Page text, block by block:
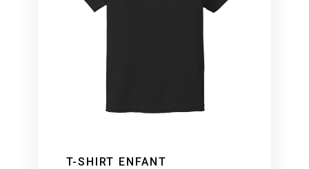
T-SHIRT ENFANT